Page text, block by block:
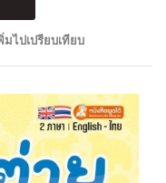
มไปเปรียบเทียบ